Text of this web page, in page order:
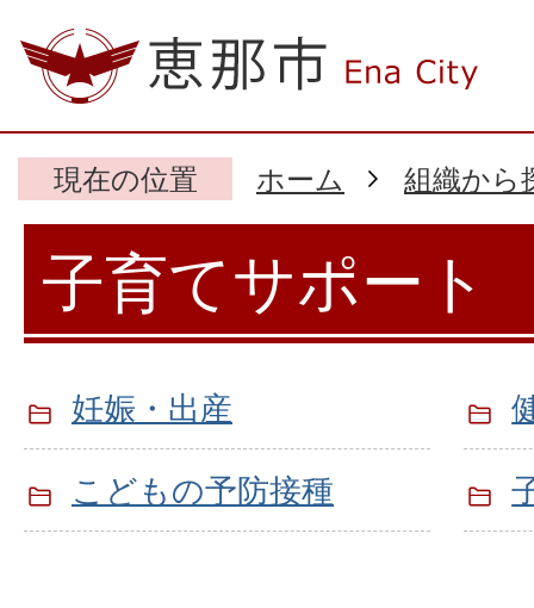
現在の位置 ホーム 組織から
子育てサポート
妊娠・出産
こどもの予防接種